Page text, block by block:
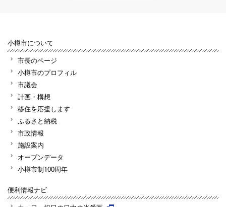
小樽市について
市長のページ
小樽市のプロフィル
市議会
計画・構想
移住を応援します
ふるさと納税
市政情報
施設案内
オープンデータ
小樽市制100周年
便利情報ナビ